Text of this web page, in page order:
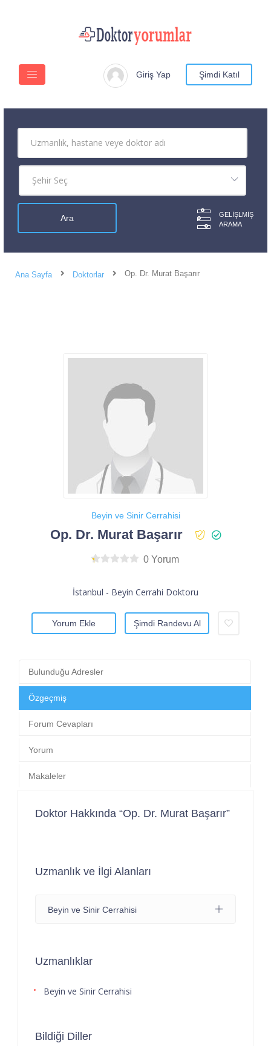
Giriş Yap Şimdi Katıl
GELIŞLMIŞ
ARAMA
Ana Sayfa Doktorlar Op. Dr. Murat Başarır
Beyin ve Sinir Cerrahisi
Op. Dr. Murat Başarır
0 Yorum
İstanbul - Beyin Cerrahi Doktoru
Yorum Ekle Şimdi Randevu Al
Bulunduğu Adresler
Özgeçmiş
Forum Cevapları
Yorum
Makaleler
Doktor Hakkında “Op. Dr. Murat Başarır”
Uzmanlık ve İlgi Alanları
Beyin ve Sinir Cerrahisi
Uzmanlıklar
Beyin ve Sinir Cerrahisi
Bildiği Diller